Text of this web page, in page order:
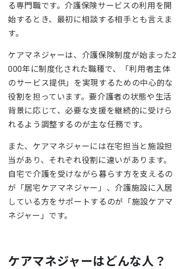
る専門職です。介護保険サービスの利用を開
始するとき、最初に相談する相手とも言えま
す。
ケアマネジャーは、介護保険制度が始まった2
000年に制度化された職種で、「利用者主体
のサービス提供」を実現するための中心的な
役割を担っています。要介護者の状態や生活
背景に応じて、必要な支援を継続的に受けら
れるよう調整するのが主な任務です。
また、ケアマネジャーには在宅担当と施設担
当があり、それぞれ役割に違いがあります。
自宅で介護を受けながら暮らす方を支えるの
が「居宅ケアマネジャー」、介護施設に入居
している方をサポートするのが「施設ケアマ
ネジャー」です。
ケアマネジャーはどんな人？